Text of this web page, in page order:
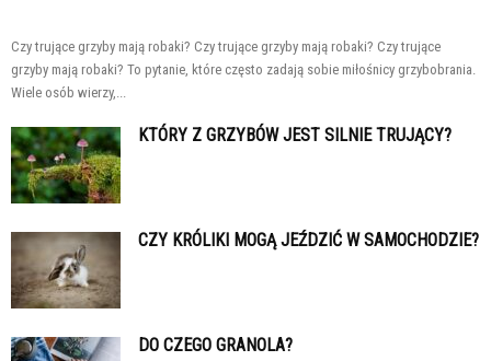
Czy trujące grzyby mają robaki? Czy trujące grzyby mają robaki? Czy trujące
grzyby mają robaki? To pytanie, które często zadają sobie miłośnicy grzybobrania.
Wiele osób wierzy,...
KTÓRY Z GRZYBÓW JEST SILNIE TRUJĄCY?
CZY KRÓLIKI MOGĄ JEŹDZIĆ W SAMOCHODZIE?
DO CZEGO GRANOLA?